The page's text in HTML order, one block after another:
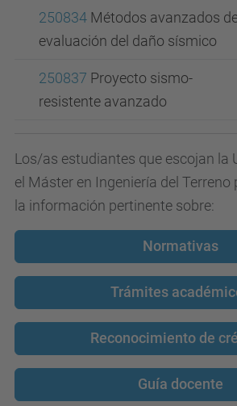
250834 Métodos avanzados
evaluación del daño sísmico
250837 Proyecto sismo-
resistente avanzado
Los/as estudiantes que escojan la
el Máster en Ingeniería del Terreno
la información pertinente sobre:
Normativas
Trámites
Reconocimiento de
Guía docente